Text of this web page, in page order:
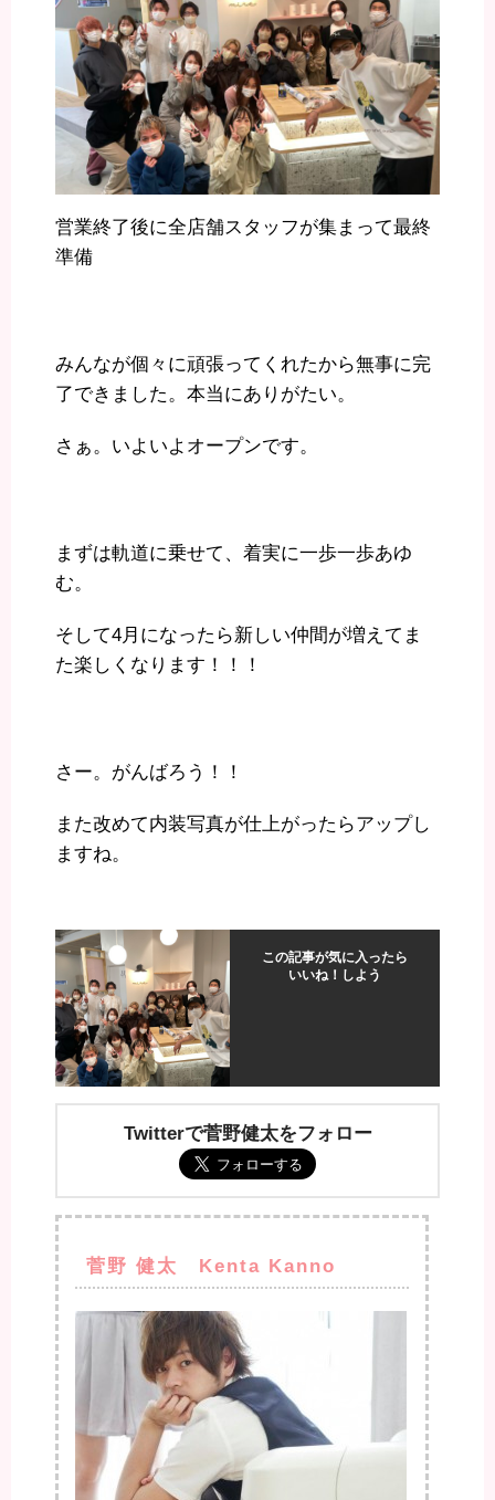
営業終了後に全店舗スタッフが集まって最終
準備
みんなが個々に頑張ってくれたから無事に完
了できました。本当にありがたい。
さぁ。いよいよオープンです。
まずは軌道に乗せて、着実に一歩一歩あゆ
む。
そして4月になったら新しい仲間が増えてま
た楽しくなります！！！
さー。がんばろう！！
また改めて内装写真が仕上がったらアップし
ますね。
この記事が気に入ったら
いいね！しよう
Twitterで菅野健太をフォロー
菅野 健太 Kenta Kanno